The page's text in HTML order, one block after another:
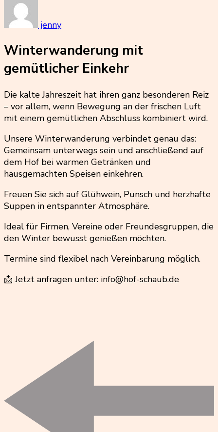
jenny
Winterwanderung mit
gemütlicher Einkehr
Die kalte Jahreszeit hat ihren ganz besonderen Reiz
– vor allem, wenn Bewegung an der frischen Luft
mit einem gemütlichen Abschluss kombiniert wird.
Unsere Winterwanderung verbindet genau das:
Gemeinsam unterwegs sein und anschließend auf
dem Hof bei warmen Getränken und
hausgemachten Speisen einkehren.
Freuen Sie sich auf Glühwein, Punsch und herzhafte
Suppen in entspannter Atmosphäre.
Ideal für Firmen, Vereine oder Freundesgruppen, die
den Winter bewusst genießen möchten.
Termine sind flexibel nach Vereinbarung möglich.
📩 Jetzt anfragen unter: info@hof-schaub.de